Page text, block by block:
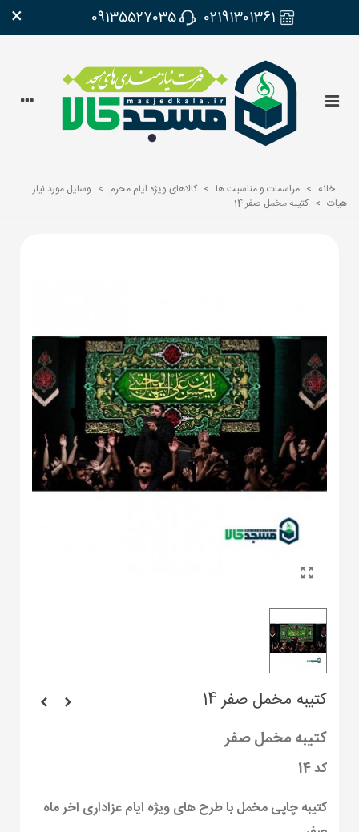
02191301361
09135527035
×
خانه > مراسمات و مناسبت ها > کالاهای ویژه ایام محرم > وسایل مورد نیاز
هیات > کتیبه مخمل صفر 14
کتیبه مخمل صفر 14
کتیبه مخمل صفر
کد 14
کتیبه چاپی مخمل با طرح های ویژه ایام عزاداری اخر ماه